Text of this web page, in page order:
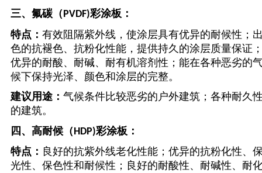
三、 氟碳（PVDF)彩涂板：
特点： 有效阻隔紫外线，使涂层具有优异的耐候性；
色的抗褪色、抗粉化性能，提供持久的涂层质量保证
优异的耐酸、耐碱、耐有机溶剂性；能在各种恶劣的
候下保持光泽、颜色和涂层的完整。
建议用途： 气候条件比较恶劣的户外建筑；各种耐久
的建筑。
四、 高耐候（ HDP)彩涂板：
特点： 良好的抗紫外线老化性能；优异的抗粉化性、
光性、保色性和耐候性；良好的耐酸性、耐碱性、耐